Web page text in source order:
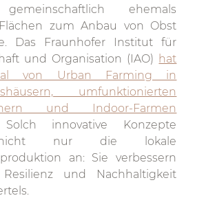
ehemals
zum Anbau von Obst
Das Fraunhofer Institut für
und Organisation (IAO) hat
von Urban Farming in
umfunktionierten
und Indoor-Farmen
innovative Konzepte
nur die lokale
an: Sie verbessern
und Nachhaltigkeit